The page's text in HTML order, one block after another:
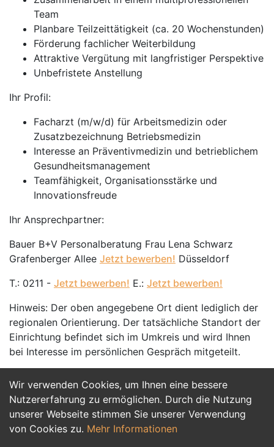
Wir verwenden Cookies, um Ihnen eine bessere
Nutzererfahrung zu ermöglichen. Durch die Nutzung
unserer Webseite stimmen Sie unserer Verwendung
von Cookies zu. Mehr Informationen
Team
Planbare Teilzeittätigkeit (ca. 20 Wochenstunden)
Förderung fachlicher Weiterbildung
Attraktive Vergütung mit langfristiger Perspektive
Unbefristete Anstellung
Ihr Profil:
Facharzt (m/w/d) für Arbeitsmedizin oder
Zusatzbezeichnung Betriebsmedizin
Interesse an Präventivmedizin und betrieblichem
Gesundheitsmanagement
Teamfähigkeit, Organisationsstärke und
Innovationsfreude
Ihr Ansprechpartner:
Bauer B+V Personalberatung Frau Lena Schwarz
Grafenberger Allee Jetzt bewerben! Düsseldorf
T.: 0211 - Jetzt bewerben! E.: Jetzt bewerben!
Hinweis: Der oben angegebene Ort dient lediglich der
regionalen Orientierung. Der tatsächliche Standort der
Einrichtung befindet sich im Umkreis und wird Ihnen
bei Interesse im persönlichen Gespräch mitgeteilt.
Jetzt Bewerben